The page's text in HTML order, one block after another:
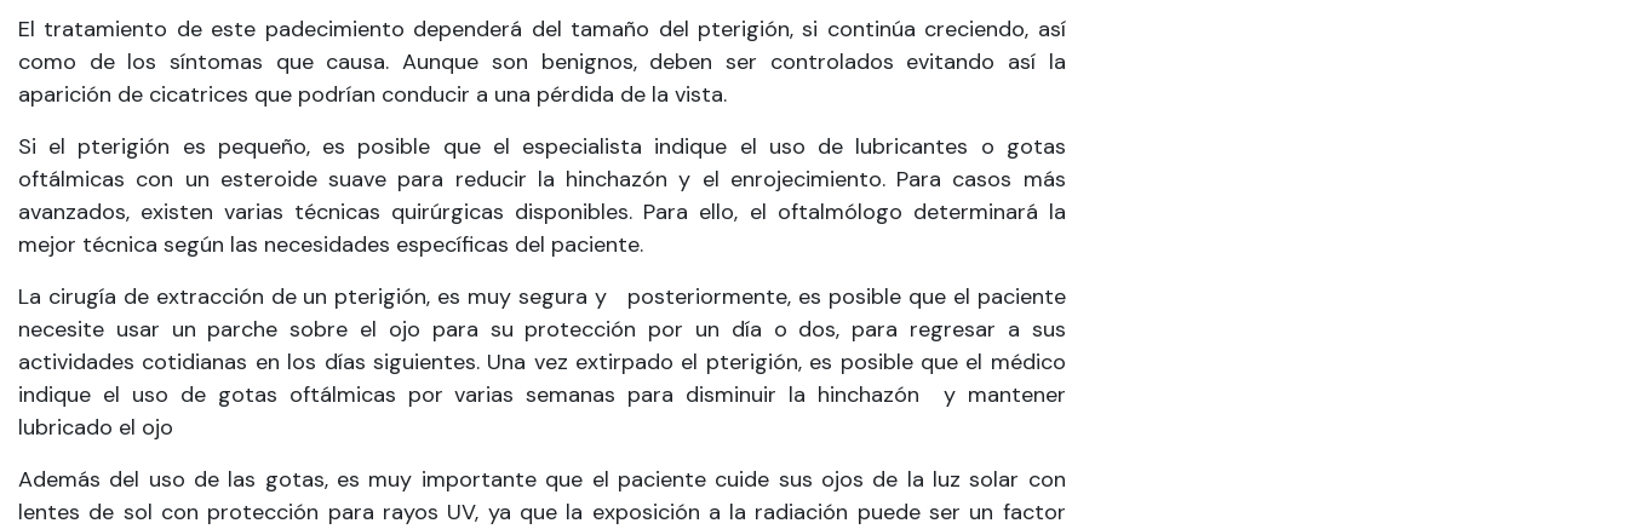
El tratamiento de este padecimiento dependerá del tamaño del pterigión, si continúa creciendo, así
como de los síntomas que causa. Aunque son benignos, deben ser controlados evitando así la
aparición de cicatrices que podrían conducir a una pérdida de la vista.
Si el pterigión es pequeño, es posible que el especialista indique el uso de lubricantes o gotas
oftálmicas con un esteroide suave para reducir la hinchazón y el enrojecimiento. Para casos más
avanzados, existen varias técnicas quirúrgicas disponibles. Para ello, el oftalmólogo determinará la
mejor técnica según las necesidades específicas del paciente.
La cirugía de extracción de un pterigión, es muy segura y posteriormente, es posible que el paciente
necesite usar un parche sobre el ojo para su protección por un día o dos, para regresar a sus
actividades cotidianas en los días siguientes. Una vez extirpado el pterigión, es posible que el médico
indique el uso de gotas oftálmicas por varias semanas para disminuir la hinchazón y mantener
lubricado el ojo
Además del uso de las gotas, es muy importante que el paciente cuide sus ojos de la luz solar con
lentes de sol con protección para rayos UV, ya que la exposición a la radiación puede ser un factor